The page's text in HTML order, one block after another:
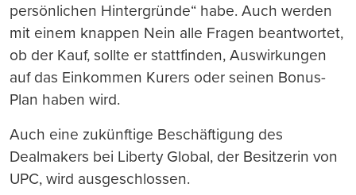
persönlichen Hintergründe“ habe. Auch werden
mit einem knappen Nein alle Fragen beantwortet,
ob der Kauf, sollte er stattfinden, Auswirkungen
auf das Einkommen Kurers oder seinen Bonus-
Plan haben wird.
Auch eine zukünftige Beschäftigung des
Dealmakers bei Liberty Global, der Besitzerin von
UPC, wird ausgeschlossen.